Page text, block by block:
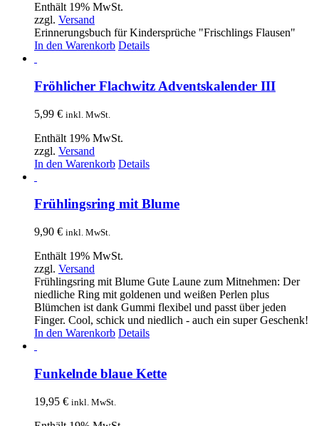
Enthält 19% MwSt.
zzgl. Versand
Erinnerungsbuch für Kindersprüche "Frischlings Flausen"
In den Warenkorb Details
Fröhlicher Flachwitz Adventskalender III
5,99 € inkl. MwSt.
Enthält 19% MwSt.
zzgl. Versand
In den Warenkorb Details
Frühlingsring mit Blume
9,90 € inkl. MwSt.
Enthält 19% MwSt.
zzgl. Versand
Frühlingsring mit Blume Gute Laune zum Mitnehmen: Der
niedliche Ring mit goldenen und weißen Perlen plus
Blümchen ist dank Gummi flexibel und passt über jeden
Finger. Cool, schick und niedlich - auch ein super Geschenk!
In den Warenkorb Details
Funkelnde blaue Kette
19,95 € inkl. MwSt.